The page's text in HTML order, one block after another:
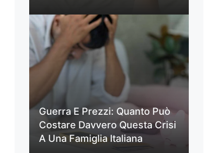
Guerra E Prezzi: Quanto Può
Costare Davvero Questa Crisi
A Una Famiglia Italiana